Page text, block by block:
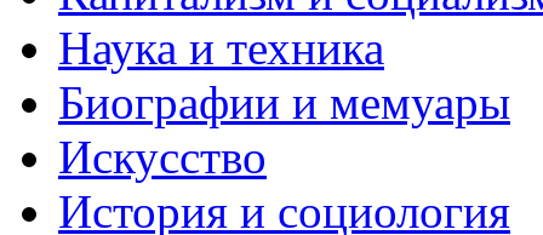
Наука и техника
Биографии и мемуары
Искусство
История и социология